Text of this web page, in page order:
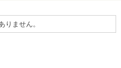
りません。